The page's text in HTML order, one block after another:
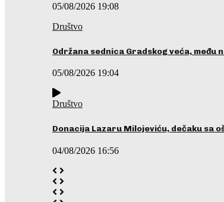
05/08/2026 19:08
Društvo
Održana sednica Gradskog veća,
05/08/2026 19:04
Društvo
Donacija Lazaru Milojeviću, dečaku sa
04/08/2026 16:56